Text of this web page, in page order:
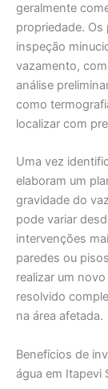
geralmente
propriedade. Os
inspeção
vazamento,
análise
como
localizar com
Uma vez
elaboram um
gravidade do
pode variar
intervenções
paredes ou
realizar um
resolvido
na área afetada.
Benefícios de
água em Itapevi